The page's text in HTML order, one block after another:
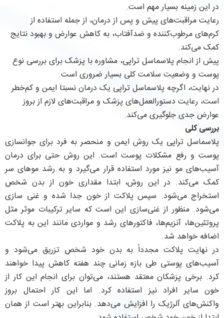
در این زمینه بسیار مهم است.
رعایت مراقبت‌های پیش و پس از درمان، از جمله استفاده از
کرم‌های مرطوب‌کننده و ضدآفتاب، به کاهش عوارض و بهبود نتایج
کمک می‌کند.
پیش از انجام پلاسماسل تراپی، مشاوره با پزشک برای بررسی نوع
پوست و وضعیت سلامت کلی بسیار ضروری است.
در نهایت، اگرچه پلاسماسل تراپی یک درمان نسبتا ایمن و کم‌خطر
است، رعایت دستورالعمل‌های پزشک و مراقبت‌های لازم از بروز
عوارض جدی جلوگیری می‌کند.
بررسی کلی
پلاسماسل‌ تراپی یک روش ایمن و منحصر به فرد برای جوانسازی
پوست و رفع مشکلات پوست است. این روش حتی برای درمان
آسیب‌های مو نیز مورد استفاده قرار می‌گیرد و به رشد موهای سر
کمک می‌کند. در این روش، ابتدا مقداری خون از بدن شخص
استخراج می‌شود. سپس پلاکت از خون جدا شده و غنی سازی
می‌شود. منظور از غنی‌سازی این است که سایر ترکیبات موثر مثل
پروتئین‌ها، آنزیم‌ها، فاکتورهای رشد و مواردی مانند این به پلاکت
اضافه خواهد شد.
در نهایت پلاکت مجدداً به بدن خود شخص تزریق می‌شود و
آسیب‌های پوستی طی بازه زمانی چند هفته کاهش پیدا خواهند
کرد. برخی پزشکان معتقد هستند، می‌توان برای انجام این کار از
خون سایر افراد نیز استفاده کرد. اما این کار احتمال بروز
واکنش‌های آلرژیک را افزایش می‌دهد. بنابراین بهتر است از همان